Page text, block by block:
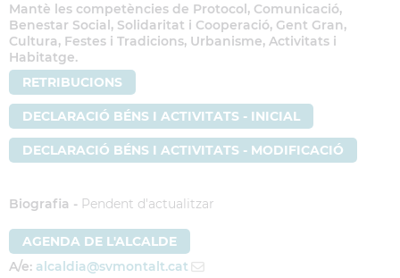
Mantè les competències de Protocol, Comunicació,
Benestar Social, Solidaritat i Cooperació, Gent Gran,
Cultura, Festes i Tradicions, Urbanisme, Activitats i
Habitatge.
RETRIBUCIONS
DECLARACIÓ BÉNS I ACTIVITATS - INICIAL
DECLARACIÓ BÉNS I ACTIVITATS - MODIFICACIÓ
Biografia - Pendent d'actualitzar
AGENDA DE L'ALCALDE
A/e: alcaldia@svmontalt.cat